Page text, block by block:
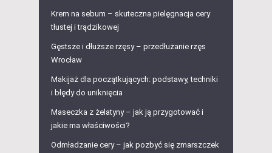
Krem na sebum – skuteczna pielęgnacja cery
tłustej i trądzikowej
Gęstsze i dłuższe rzęsy – przedłużanie rzęs
Wrocław
Makijaż dla początkujących: podstawy, techniki
i błędy do uniknięcia
Maseczka z żelatyny – jak ją przygotować i
jakie ma właściwości?
Odmładzanie cery – jak pozbyć się zmarszczek